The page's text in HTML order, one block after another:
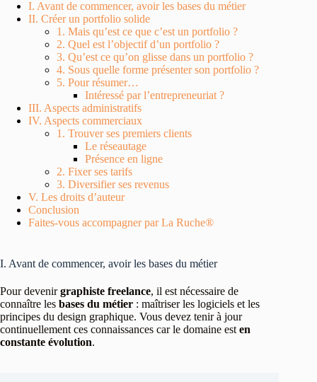
I. Avant de commencer, avoir les bases du métier
II. Créer un portfolio solide
1. Mais qu’est ce que c’est un portfolio ?
2. Quel est l’objectif d’un portfolio ?
3. Qu’est ce qu’on glisse dans un portfolio ?
4. Sous quelle forme présenter son portfolio ?
5. Pour résumer…
Intéressé par l’entrepreneuriat ?
III. Aspects administratifs
IV. Aspects commerciaux
1. Trouver ses premiers clients
Le réseautage
Présence en ligne
2. Fixer ses tarifs
3. Diversifier ses revenus
V. Les droits d’auteur
Conclusion
Faites-vous accompagner par La Ruche®
I. Avant de commencer, avoir les bases du métier
Pour devenirgraphiste freelance, il est nécessaire de
connaître les bases du métier : maîtriser les logiciels et les
principes du design graphique. Vous devez tenir à jour
continuellement ces connaissances car le domaine est en
constante évolution.